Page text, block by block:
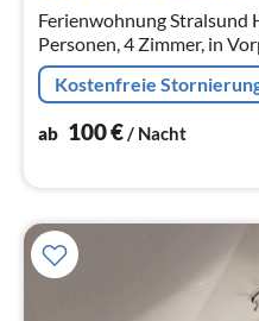
Ferienwohnung Stralsund
Personen, 4 Zimmer, in
Kostenfreie
ab 100€/ Nacht